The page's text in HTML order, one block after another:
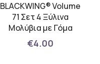
BLACKWING® Volume
71 Σετ 4 Ξύλινα
Μολύβια με Γόμα
€4.00